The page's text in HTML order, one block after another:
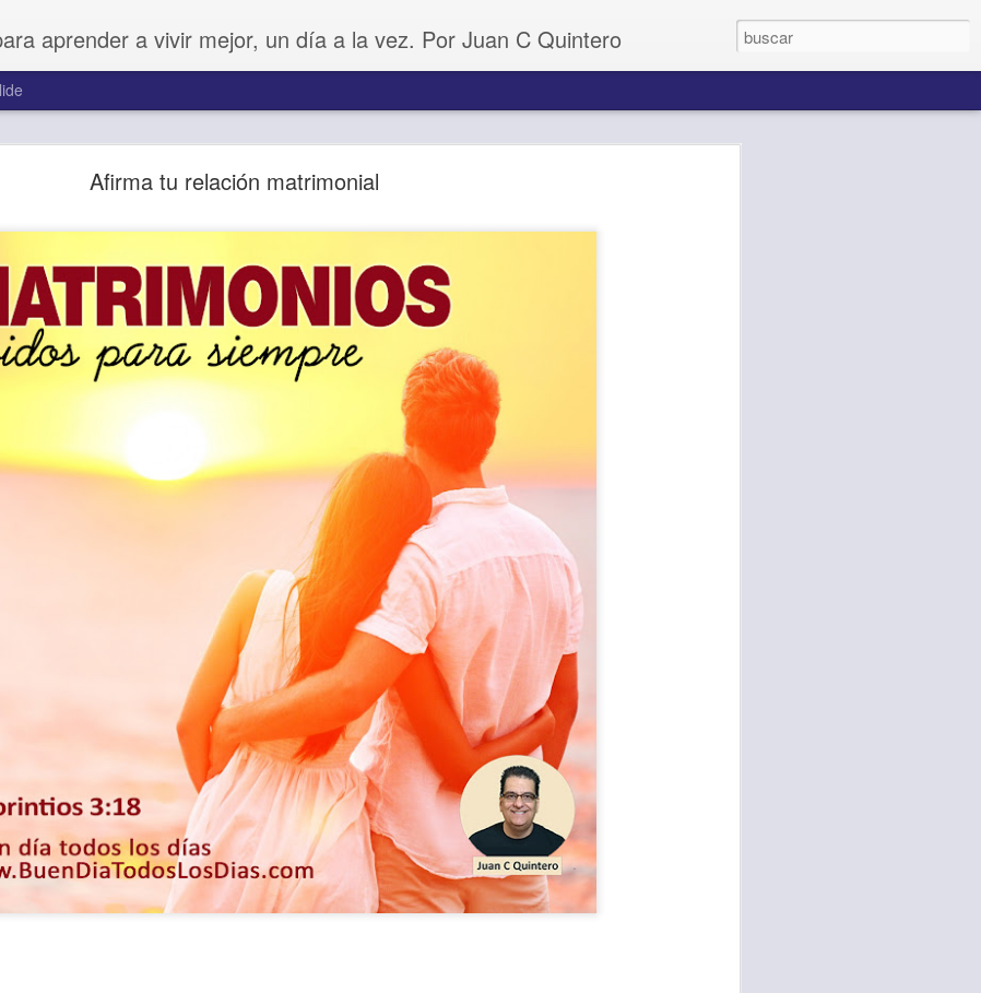
Afirma tu relación matrimonial
aprender a vivir mejor, un día a la vez. Por Juan C Quintero
Amar sin fingimiento
es una carrera continua de actividades perfectamente agendadas
de logros esperados, la mayoría de ellos relacionados con el trabajo, los
e incluso los logros en el cuidado del cuerpo en el gimnasio.